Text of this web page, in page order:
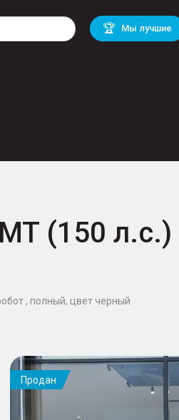
🏆 Мы лучшие
Mitsubishi BMW
Mercedes Benz Volvo
(150 л.с.)
, полный, цвет черный
Продан